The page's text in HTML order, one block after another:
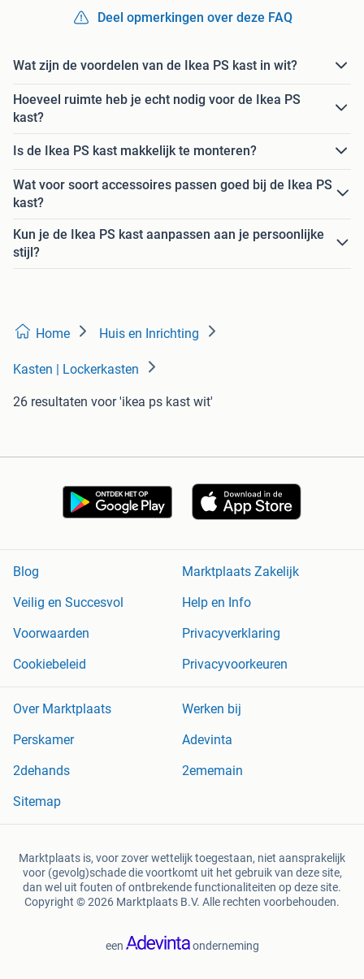
Deel opmerkingen over deze FAQ
Wat zijn de voordelen van de Ikea PS kast in wit?
Hoeveel ruimte heb je echt nodig voor de Ikea PS
kast?
Is de Ikea PS kast makkelijk te monteren?
Wat voor soort accessoires passen goed bij de Ikea PS
kast?
Kun je de Ikea PS kast aanpassen aan je persoonlijke
stijl?
Home Huis en Inrichting
Kasten | Lockerkasten
26 resultaten voor 'ikea ps kast wit'
Blog
Marktplaats Zakelijk
Veilig en Succesvol
Help en Info
Voorwaarden
Privacyverklaring
Cookiebeleid
Privacyvoorkeuren
Over Marktplaats
Werken bij
Perskamer
Adevinta
2dehands
2ememain
Sitemap
Marktplaats is, voor zover wettelijk toegestaan, niet aansprakelijk
voor (gevolg)schade die voortkomt uit het gebruik van deze site,
dan wel uit fouten of ontbrekende functionaliteiten op deze site.
Copyright © 2026 Marktplaats B.V. Alle rechten voorbehouden.
een onderneming